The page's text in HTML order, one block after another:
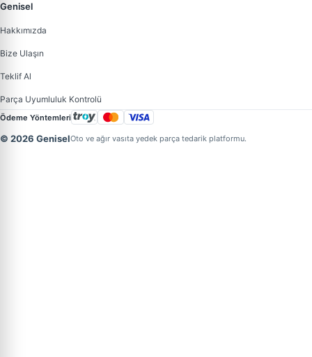
Genisel
Hakkımızda
Bize Ulaşın
Teklif Al
Parça Uyumluluk Kontrolü
Ödeme Yöntemleri
© 2026 GeniselOto ve ağır vasıta yedek parça tedarik platformu.